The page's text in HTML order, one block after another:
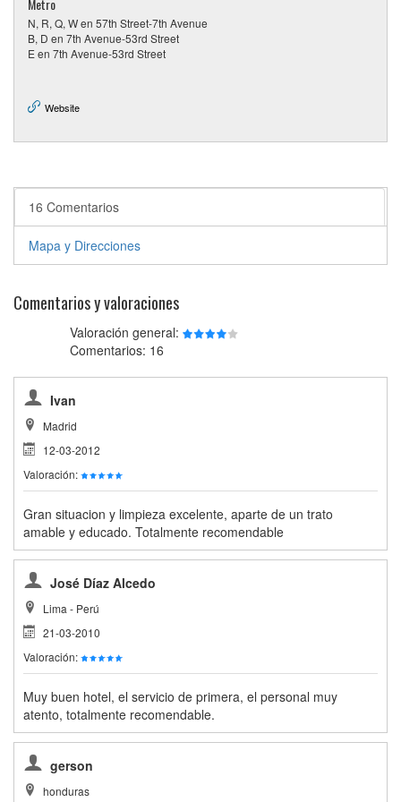
Metro
N, R, Q, W en 57th Street-7th Avenue
B, D en 7th Avenue-53rd Street
E en 7th Avenue-53rd Street
Website
16 Comentarios
Mapa y Direcciones
Comentarios y valoraciones
Valoración general:
Comentarios: 16
Ivan
Madrid
12-03-2012
Valoración:
Gran situacion y limpieza excelente, aparte de un trato
amable y educado. Totalmente recomendable
José Díaz Alcedo
Lima - Perú
21-03-2010
Valoración:
Muy buen hotel, el servicio de primera, el personal muy
atento, totalmente recomendable.
gerson
honduras